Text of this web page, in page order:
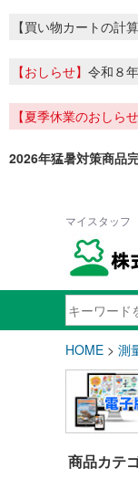
【買い物カートの計
【おしらせ】 令和８
【夏季休業のおしらせ
2026年猛暑対策商品
マイスタッ
HOME > 測
商品カテ